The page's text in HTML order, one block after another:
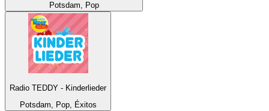
Potsdam, Pop
Radio TEDDY - Kinderlieder
Potsdam, Pop, Éxitos